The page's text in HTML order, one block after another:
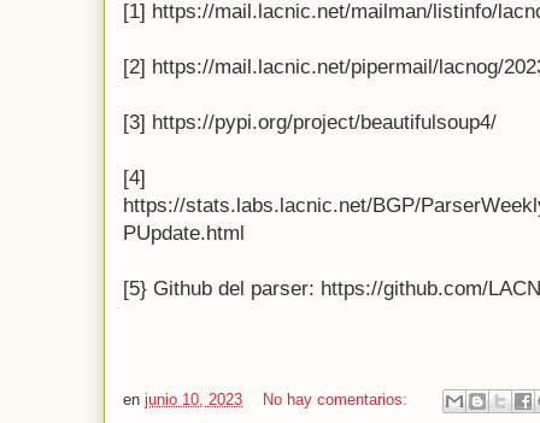
[1] https://mail.lacnic.net/mailman/listinfo/
[2] https://mail.lacnic.net/pipermail/lacnog/
[3] https://pypi.org/project/beautifulsoup4/
[4]
https://stats.labs.lacnic.net/BGP/
PUpdate.html
[5} Github del parser: https://github.com/
en junio 10, 2023 No hay comentarios: